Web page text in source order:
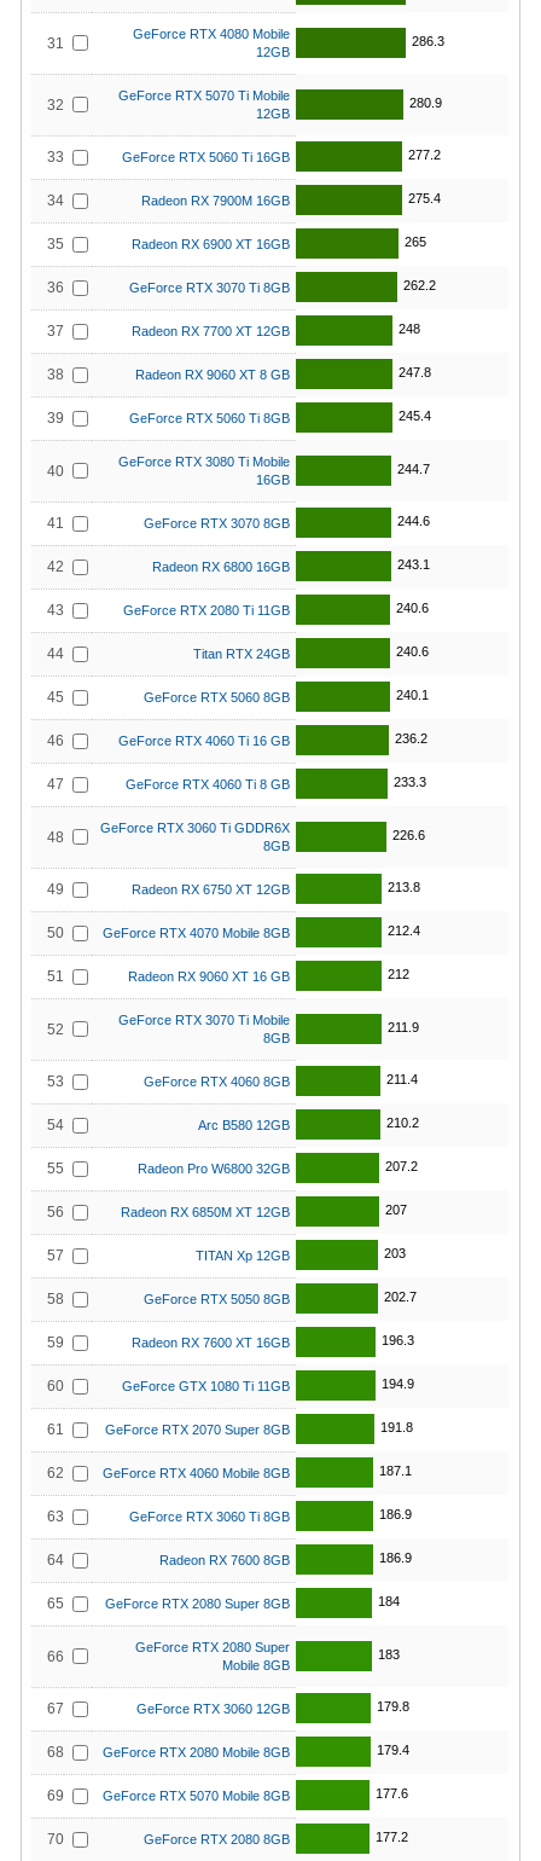
31
GeForce RTX 4080 Mobile
12GB
286.3
32
GeForce RTX 5070 Ti Mobile
12GB
280.9
33 GeForce RTX 5060 Ti 16GB 277.2
34 Radeon RX 7900M 16GB 275.4
35 Radeon RX 6900 XT 16GB 265
36 GeForce RTX 3070 Ti 8GB 262.2
37 Radeon RX 7700 XT 12GB 248
38 Radeon RX 9060 XT 8 GB 247.8
39 GeForce RTX 5060 Ti 8GB 245.4
40
GeForce RTX 3080 Ti Mobile
16GB
244.7
41 GeForce RTX 3070 8GB 244.6
42 Radeon RX 6800 16GB 243.1
43 GeForce RTX 2080 Ti 11GB 240.6
44 Titan RTX 24GB 240.6
45 GeForce RTX 5060 8GB 240.1
46 GeForce RTX 4060 Ti 16 GB 236.2
47 GeForce RTX 4060 Ti 8 GB 233.3
48
GeForce RTX 3060 Ti GDDR6X
8GB
226.6
49 Radeon RX 6750 XT 12GB 213.8
50 GeForce RTX 4070 Mobile 8GB 212.4
51 Radeon RX 9060 XT 16 GB 212
52
GeForce RTX 3070 Ti Mobile
8GB
211.9
53 GeForce RTX 4060 8GB 211.4
54 Arc B580 12GB 210.2
55 Radeon Pro W6800 32GB 207.2
56 Radeon RX 6850M XT 12GB 207
57 TITAN Xp 12GB 203
58 GeForce RTX 5050 8GB 202.7
59 Radeon RX 7600 XT 16GB 196.3
60 GeForce GTX 1080 Ti 11GB 194.9
61 GeForce RTX 2070 Super 8GB 191.8
62 GeForce RTX 4060 Mobile 8GB 187.1
63 GeForce RTX 3060 Ti 8GB 186.9
64 Radeon RX 7600 8GB 186.9
65 GeForce RTX 2080 Super 8GB 184
66
GeForce RTX 2080 Super
Mobile 8GB
183
67 GeForce RTX 3060 12GB 179.8
68 GeForce RTX 2080 Mobile 8GB 179.4
69 GeForce RTX 5070 Mobile 8GB 177.6
70 GeForce RTX 2080 8GB 177.2